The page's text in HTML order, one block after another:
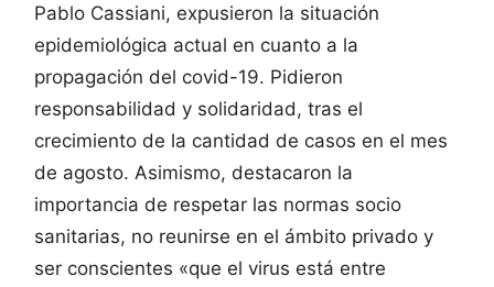
Pablo Cassiani, expusieron la situación
epidemiológica actual en cuanto a la
propagación del covid-19. Pidieron
responsabilidad y solidaridad, tras el
crecimiento de la cantidad de casos en el mes
de agosto. Asimismo, destacaron la
importancia de respetar las normas socio
sanitarias, no reunirse en el ámbito privado y
ser conscientes «que el virus está entre